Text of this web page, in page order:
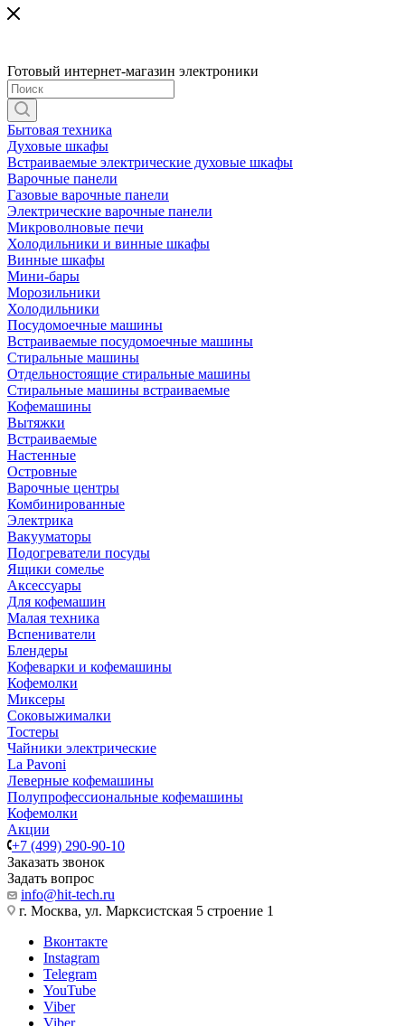
Готовый интернет-магазин электроники
Бытовая техника
Духовые шкафы
Встраиваемые электрические духовые шкафы
Варочные панели
Газовые варочные панели
Электрические варочные панели
Микроволновые печи
Холодильники и винные шкафы
Винные шкафы
Мини-бары
Морозильники
Холодильники
Посудомоечные машины
Встраиваемые посудомоечные машины
Стиральные машины
Отдельностоящие стиральные машины
Стиральные машины встраиваемые
Кофемашины
Вытяжки
Встраиваемые
Настенные
Островные
Варочные центры
Комбинированные
Электрика
Вакууматоры
Подогреватели посуды
Ящики сомелье
Аксессуары
Для кофемашин
Малая техника
Вспениватели
Блендеры
Кофеварки и кофемашины
Кофемолки
Миксеры
Соковыжималки
Тостеры
Чайники электрические
La Pavoni
Леверные кофемашины
Полупрофессиональные кофемашины
Кофемолки
Акции
+7 (499) 290-90-10
Заказать звонок
Задать вопрос
info@hit-tech.ru
г. Москва, ул. Марксистская 5 строение 1
Вконтакте
Instagram
Telegram
YouTube
Viber
Viber